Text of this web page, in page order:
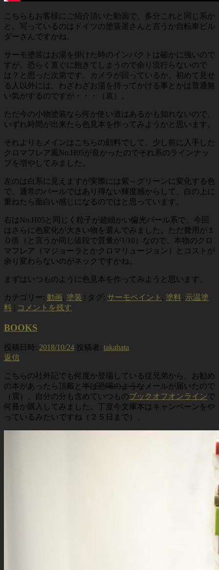
こちらもお客様にご紹介頂いた動画で、多分これと同じ系か
と。写っているのはドイツの塗装屋さんと言うか自転車ビル
ダーさんですかね。
サーモ塗装はお湯を掛けた時のインパクトは確かに強いので
すが、恐らく直ぐに飽きてしまうので余り流行らないので
は？と思った次第です。カメラが回っているか、初めて見せ
る人以外には、わざわざお湯を持ってかける事とかは普通無
い気がするのですが・・・（哀）。
ただ今の小物塗装なら何か使い道はあるかも知れないので、
いずれ時間が出来たら色見本を作ってみようかと思います。
それよりもメインはこちらの顔料でして、少し前に入手した
クロマフレア風No.H05が良かったのでそれ系のラインナッ
プを増やしてみました。
左のは白系に見えますが実際には紫～グリーンに変化する色
で、通常のパールではあり得ない輝度感からして、白の上に
重ねたら面白い感じになるのではと思っています。
右はNo.H05と同じく粒子が超細かい偏光パール系で、今回
はさらに色変化が大きい物を選んでみました。ただ費用が１
０倍（と言うか同じ値段で質量が1/10）なので、本物のクロ
マフレア（マジョーラとかクロマリュージョン）とコストが
余り変わらないのがネックですかね。
まずはいつものように色見本を作ってみようと思います。
カテゴリー: 動画, 塗装 | タグ: サーモペイント , 塗料, 示温塗
料 | コメントを残す
BOOKS
投稿日時: 2018/10/24 投稿者: takahata
返信
こちらの社外記でも何度か登場している従兄弟から、お勧め
の本があったら頂戴と 半ば恐喝のような メールが届いたので
（震）、自分の分も含めていつものブックオフオンラインで
何冊か購入してみました。丁度今文庫本はキャンペーンをや
っているみたいですね（２５日まで）。